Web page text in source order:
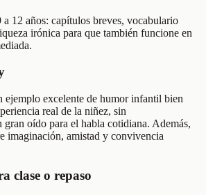
a 12 años: capítulos breves, vocabulario
irónica para que también funcione en
ejemplo excelente de humor infantil bien
real de la niñez, sin
gran oído para el habla cotidiana. Además,
imaginación, amistad y convivencia
clase o repaso